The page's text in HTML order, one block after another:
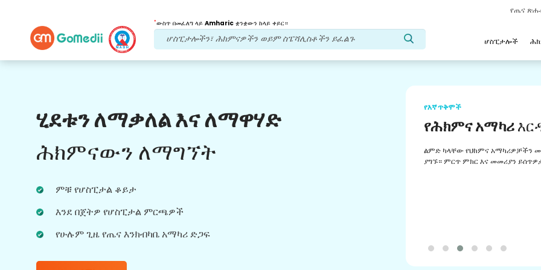
የጤና
*ውስጥ በመፈለግ ላይ Amharic ቋንቋውን ከላይ ቀይር።
ሆስፒታሎች
ሂደቱን ለማቃለል እና ለማዋሃድ
ሕክምናውን ለማግኘት
ምቹ የሆስፒታል ቆይታ
እንደ በጀትዎ የሆስፒታል ምርጫዎች
የሁሉም ጊዜ የጤና እንክብካቤ አማካሪ ድጋፍ
የድህረ ህክምናክትትል
የሚደረግበት እንክብካቤ
በሕክምና ፍላጎቶችዎ ላይ መደበኛ ዝመናዎች።
የእኛ ጥቅሞች
የሕክምና አማካሪ
ልምድ ካላቸው የህክምና አማካሪዎቻችን
ያግኙ። ምርጥ ምክር እና መመሪያን